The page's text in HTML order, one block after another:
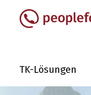
TK-Lösungen